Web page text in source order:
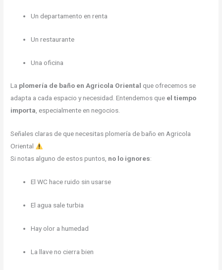
Un departamento en renta
Un restaurante
Una oficina
La plomería de baño en Agricola Oriental que ofrecemos se
adapta a cada espacio y necesidad. Entendemos que el tiempo
importa, especialmente en negocios.
Señales claras de que necesitas plomería de baño en Agricola
Oriental
Si notas alguno de estos puntos, no lo ignores:
El WC hace ruido sin usarse
El agua sale turbia
Hay olor a humedad
La llave no cierra bien